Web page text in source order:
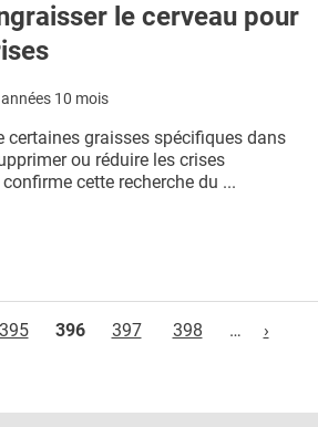
le cerveau pour
10 mois
certaines graisses spécifiques dans
ou réduire les crises
cette recherche du ...
395 396 397 398 … ›